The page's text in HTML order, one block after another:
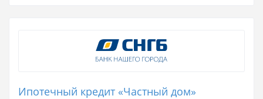
Ипотечный кредит «Частный дом»